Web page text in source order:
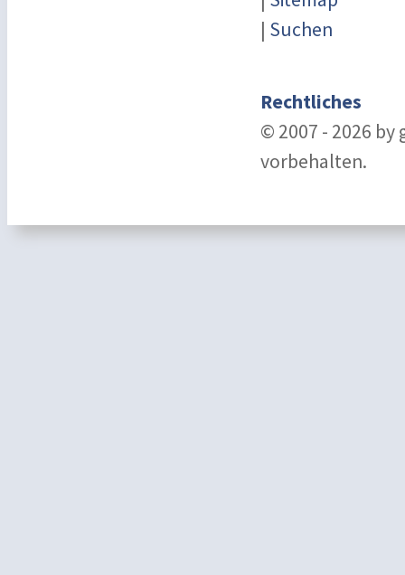
| Suchen
Rechtliches
© 2007 - 2026 by
vorbehalten.